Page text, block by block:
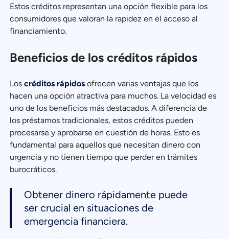
Estos créditos representan una opción flexible para los
consumidores que valoran la rapidez en el acceso al
financiamiento.
Beneficios de los créditos rápidos
Loscréditos rápidos ofrecen varias ventajas que los
hacen una opción atractiva para muchos. La velocidad es
uno de los beneficios más destacados. A diferencia de
los préstamos tradicionales, estos créditos pueden
procesarse y aprobarse en cuestión de horas. Esto es
fundamental para aquellos que necesitan dinero con
urgencia y no tienen tiempo que perder en trámites
burocráticos.
Obtener dinero rápidamente puede
ser crucial en situaciones de
emergencia financiera.